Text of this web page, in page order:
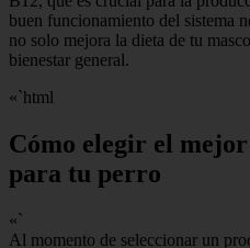
buen funcionamiento del sistema
no solo mejora la dieta de tu
bienestar general.
«`html
Cómo elegir el
para tu perro
«`
Al momento de seleccionar un